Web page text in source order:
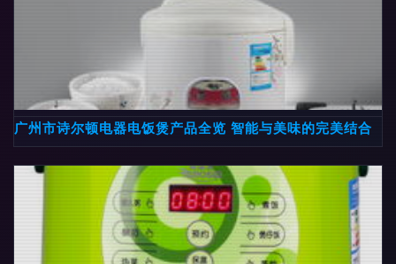
广州市诗尔顿电器电饭煲产品全览 智能与美味的完美结合